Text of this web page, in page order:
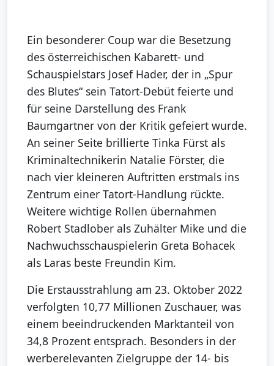
Ein besonderer Coup war die Besetzung
des österreichischen Kabarett- und
Schauspielstars Josef Hader, der in „Spur
des Blutes“ sein Tatort-Debüt feierte und
für seine Darstellung des Frank
Baumgartner von der Kritik gefeiert wurde.
An seiner Seite brillierte Tinka Fürst als
Kriminaltechnikerin Natalie Förster, die
nach vier kleineren Auftritten erstmals ins
Zentrum einer Tatort-Handlung rückte.
Weitere wichtige Rollen übernahmen
Robert Stadlober als Zuhälter Mike und die
Nachwuchsschauspielerin Greta Bohacek
als Laras beste Freundin Kim.
Die Erstausstrahlung am 23. Oktober 2022
verfolgten 10,77 Millionen Zuschauer, was
einem beeindruckenden Marktanteil von
34,8 Prozent entsprach. Besonders in der
werberelevanten Zielgruppe der 14- bis